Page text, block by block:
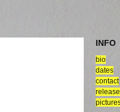
INFO
bio
dates
contact